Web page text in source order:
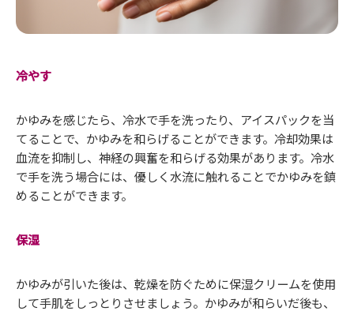
冷やす
かゆみを感じたら、冷水で手を洗ったり、アイスパックを当
てることで、かゆみを和らげることができます。冷却効果は
血流を抑制し、神経の興奮を和らげる効果があります。冷水
で手を洗う場合には、優しく水流に触れることでかゆみを鎮
めることができます。
保湿
かゆみが引いた後は、乾燥を防ぐために保湿クリームを使用
して手肌をしっとりさせましょう。かゆみが和らいだ後も、